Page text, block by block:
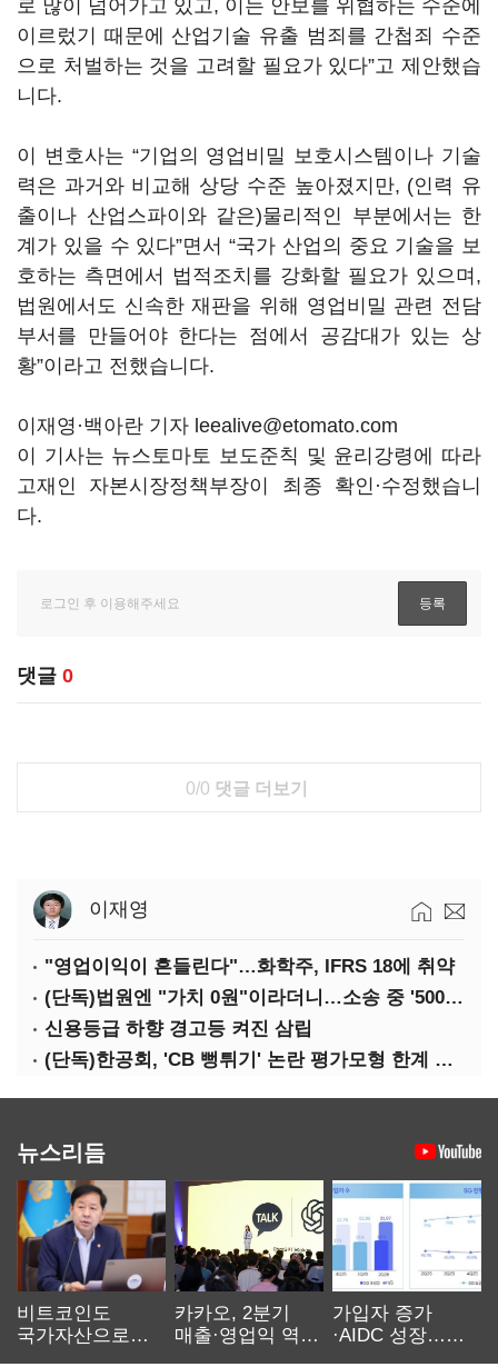
로 많이 넘어가고 있고, 이는 안보를 위협하는 수준에
이르렀기 때문에 산업기술 유출 범죄를 간첩죄 수준
으로 처벌하는 것을 고려할 필요가 있다”고 제안했습
니다.
이 변호사는 “기업의 영업비밀 보호시스템이나 기술
력은 과거와 비교해 상당 수준 높아졌지만, (인력 유
출이나 산업스파이와 같은)물리적인 부분에서는 한
계가 있을 수 있다”면서 “국가 산업의 중요 기술을 보
호하는 측면에서 법적조치를 강화할 필요가 있으며,
법원에서도 신속한 재판을 위해 영업비밀 관련 전담
부서를 만들어야 한다는 점에서 공감대가 있는 상
황”이라고 전했습니다.
이재영·백아란 기자 leealive@etomato.com
이 기사는 뉴스토마토 보도준칙 및 윤리강령에 따라
고재인 자본시장정책부장이 최종 확인·수정했습니
다.
댓글 0
0/0 댓글 더보기
이재영
"영업이익이 흔들린다"…화학주, IFRS 18에 취약
(단독)법원엔 "가치 0원"이라더니…소송 중 '500원 유증' 강행한 라인게임즈
신용등급 하향 경고등 켜진 삼립
(단독)한공회, 'CB 뻥튀기' 논란 평가모형 한계 인정…당국 방관 속 장부 왜곡 수두룩
뉴스리듬
비트코인도
국가자산으로…'
카카오, 2분기
매출·영업익 역대
가입자 증가
·AIDC 성장…